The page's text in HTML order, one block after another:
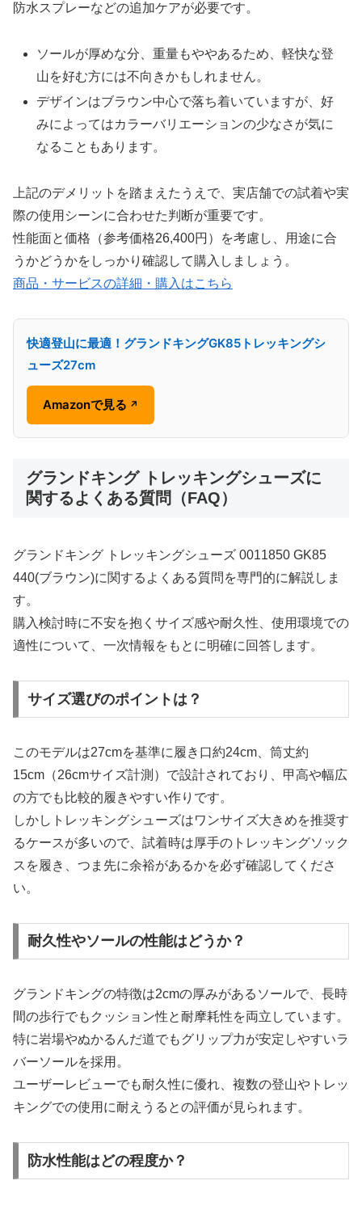
防水スプレーなどの追加ケアが必要です。
ソールが厚めな分、重量もややあるため、軽快な登
山を好む方には不向きかもしれません。
デザインはブラウン中心で落ち着いていますが、好
みによってはカラーバリエーションの少なさが気に
なることもあります。
上記のデメリットを踏まえたうえで、実店舗での試着や実
際の使用シーンに合わせた判断が重要です。
性能面と価格（参考価格26,400円）を考慮し、用途に合
うかどうかをしっかり確認して購入しましょう。
商品・サービスの詳細・購入はこちら
快適登山に最適！グランドキングGK85トレッキングシ
ューズ27cm
Amazonで見る ↗
グランドキング トレッキングシューズに
関するよくある質問（FAQ）
グランドキング トレッキングシューズ 0011850 GK85
440(ブラウン)に関するよくある質問を専門的に解説しま
す。
購入検討時に不安を抱くサイズ感や耐久性、使用環境での
適性について、一次情報をもとに明確に回答します。
サイズ選びのポイントは？
このモデルは27cmを基準に履き口約24cm、筒丈約
15cm（26cmサイズ計測）で設計されており、甲高や幅広
の方でも比較的履きやすい作りです。
しかしトレッキングシューズはワンサイズ大きめを推奨す
るケースが多いので、試着時は厚手のトレッキングソック
スを履き、つま先に余裕があるかを必ず確認してくださ
い。
耐久性やソールの性能はどうか？
グランドキングの特徴は2cmの厚みがあるソールで、長時
間の歩行でもクッション性と耐摩耗性を両立しています。
特に岩場やぬかるんだ道でもグリップ力が安定しやすいラ
バーソールを採用。
ユーザーレビューでも耐久性に優れ、複数の登山やトレッ
キングでの使用に耐えうるとの評価が見られます。
防水性能はどの程度か？